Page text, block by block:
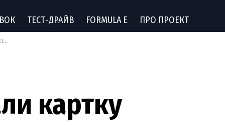
ТЕСТ-ДРАЙВ FORMULA E ПРО ПРОЕКТ
картку